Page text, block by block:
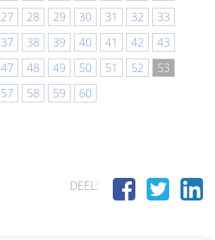
27 28 29 30 31 32
33
37 38 39 40 41 42
43
47 48 49 50 51 52
53
57 58 59 60
DEEL: